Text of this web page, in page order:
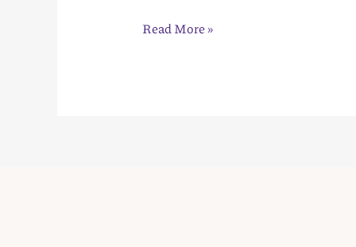
Read More »